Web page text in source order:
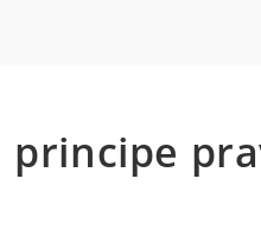
principe